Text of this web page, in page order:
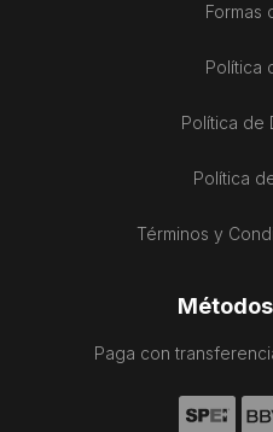
Formas
Política
Política de
Política
Términos y
Paga con